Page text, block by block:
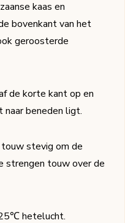
kaas en
bovenkant van het
geroosterde
de korte kant op en
naar beneden ligt.
stevig om de
strengen touw over de
hetelucht.